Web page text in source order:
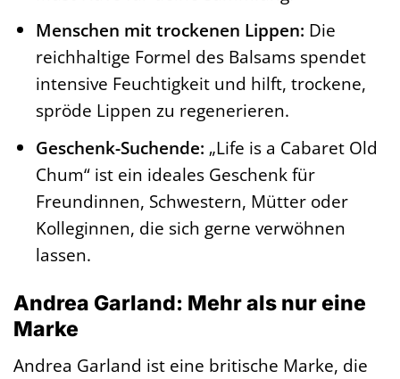
Menschen mit trockenen Lippen: Die
reichhaltige Formel des Balsams spendet
intensive Feuchtigkeit und hilft, trockene,
spröde Lippen zu regenerieren.
Geschenk-Suchende: „Life is a Cabaret Old
Chum“ ist ein ideales Geschenk für
Freundinnen, Schwestern, Mütter oder
Kolleginnen, die sich gerne verwöhnen
lassen.
Andrea Garland: Mehr als nur eine
Marke
Andrea Garland ist eine britische Marke, die